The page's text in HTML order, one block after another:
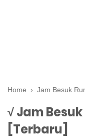
Home › Jam Besuk
√ Jam
[Terbaru]